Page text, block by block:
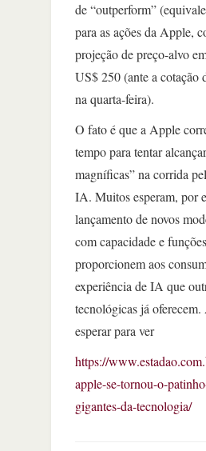
de “outperform”
para as ações da Apple,
projeção de preço-alvo
US$ 250 (ante a cotação
na quarta-feira).
O fato é que a Apple
tempo para tentar
magníficas” na corrida
IA. Muitos esperam, por
lançamento de novos
com capacidade e
proporcionem aos
experiência de IA que
tecnológicas já
esperar para ver
https://
apple-se-tornou-o-
gigantes-da-tecnologia/